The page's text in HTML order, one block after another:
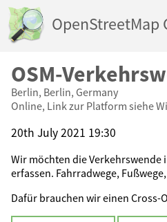
OpenStreetMap
OSM-
Berlin, Berlin, Germany
Online, Link zur Platform siehe
20th July 2021 19:30
Wir möchten die Verkehrswende
erfassen. Fahrradwege,
Dafür brauchen wir einen Cross-